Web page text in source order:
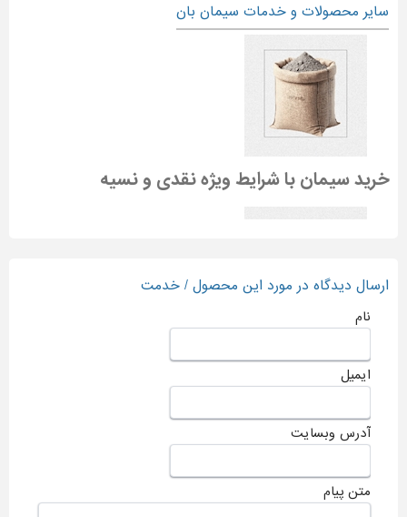
سایر محصولات و خدمات سیمان بان
خرید سیمان با شرایط ویژه نقدی و نسیه
ارسال دیدگاه در مورد این محصول / خدمت
نام
ایمیل
آدرس وبسایت
متن پیام